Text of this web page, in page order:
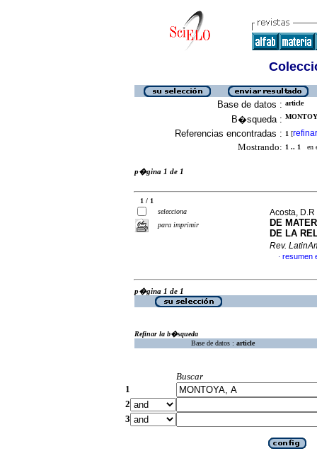
Base de datos : article
B�squeda :
Referencias encontradas : 1 [refinar
Mostrando: 1 .. 1 en
p�gina 1 de 1
1 / 1
selecciona
para imprimir
Acosta,
DE
DE LA
Rev.
· resumen
p�gina 1 de 1
Refinar la b�squeda
Base de datos : article
Buscar
1
2
3